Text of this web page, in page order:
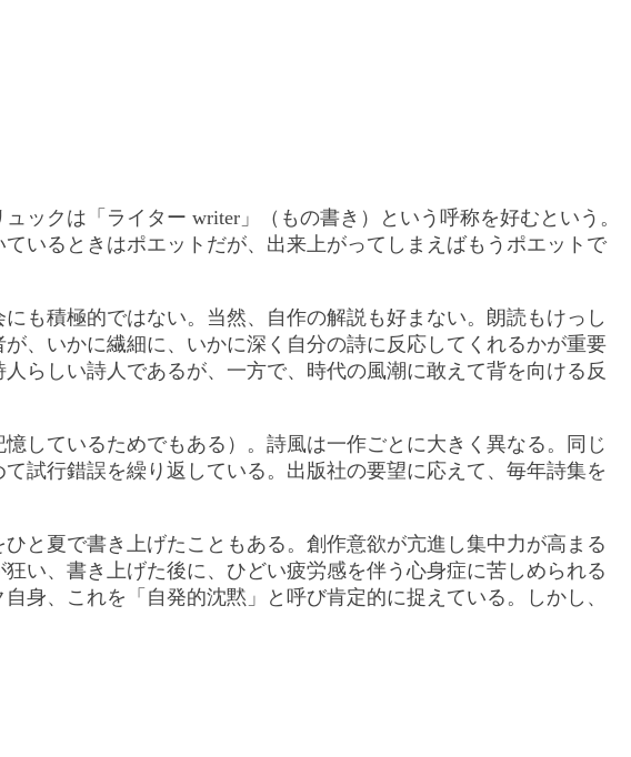
ックは「ライター writer」（もの書き）という呼称を好むという。
いるときはポエットだが、出来上がってしまえばもうポエットで
も積極的ではない。当然、自作の解説も好まない。朗読もけっし
、いかに繊細に、いかに深く自分の詩に反応してくれるかが重要
らしい詩人であるが、一方で、時代の風潮に敢えて背を向ける反
しているためでもある）。詩風は一作ごとに大きく異なる。同じ
試行錯誤を繰り返している。出版社の要望に応えて、毎年詩集を
と夏で書き上げたこともある。創作意欲が亢進し集中力が高まる
い、書き上げた後に、ひどい疲労感を伴う心身症に苦しめられる
身、これを「自発的沈黙」と呼び肯定的に捉えている。しかし、